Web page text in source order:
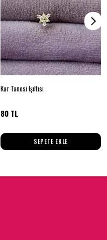
Kar Tanesi Işıltısı
80 TL
SEPETE EKLE